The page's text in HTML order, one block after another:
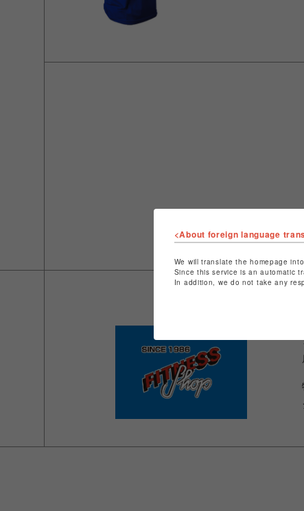
<About foreign language
We will translate the homepage
Since this service is an automatic
In addition, we do not take any